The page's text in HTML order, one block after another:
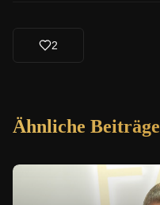
2
Ähnliche Beiträge